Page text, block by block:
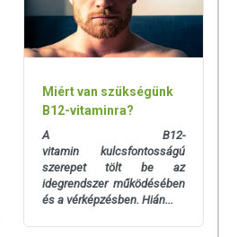
Miért van szükségünk
B12-vitaminra?
A B12-
vitamin kulcsfontosságú
szerepet tölt be az
idegrendszer működésében
és a vérképzésben. Hián...